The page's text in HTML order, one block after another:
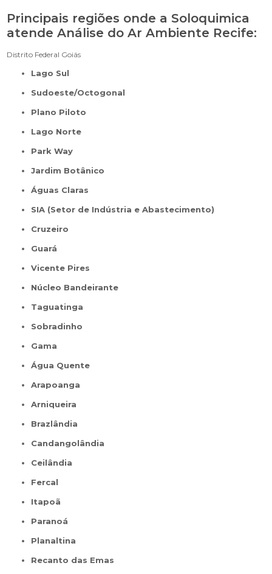
Principais regiões onde a Soloquimica
atende Análise do Ar Ambiente Recife:
Distrito Federal Goiás
Lago Sul
Sudoeste/Octogonal
Plano Piloto
Lago Norte
Park Way
Jardim Botânico
Águas Claras
SIA (Setor de Indústria e Abastecimento)
Cruzeiro
Guará
Vicente Pires
Núcleo Bandeirante
Taguatinga
Sobradinho
Gama
Água Quente
Arapoanga
Arniqueira
Brazlândia
Candangolândia
Ceilândia
Fercal
Itapoã
Paranoá
Planaltina
Recanto das Emas